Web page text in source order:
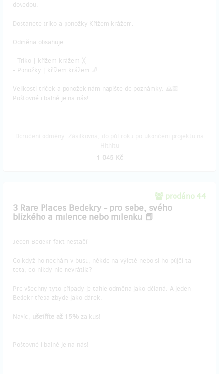
dovedou.
Dostanete triko a ponožky Křížem krážem.
Odměna obsahuje:
- Triko | křížem krážem ╳
- Ponožky | křížem krážem 🧦
​Velikosti triček a ponožek nám napište do poznámky. 🙏🏻
Poštovné i balné je na nás!
1 045 Kč
prodáno 44
3 Rare Places Bedekry - pro sebe, svého
blízkého a milence nebo milenku 📕
Jeden Bedekr fakt nestačí.
Co když ho nechám v busu, někde na výletě nebo si ho půjčí ta
teta, co nikdy nic nevrátila?
Pro všechny tyto případy je tahle odměna jako dělaná. A jeden
Bedekr třeba zbyde jako dárek.
Navíc, ušetříte až 15% za kus!
Poštovné i balné je na nás!